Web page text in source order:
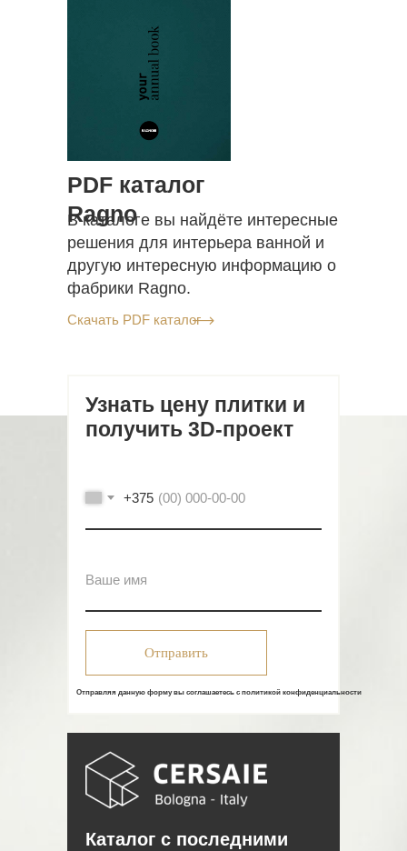
Скачать PDF каталог
В каталоге вы найдёте интересные
решения для интерьера ванной и
другую интересную информацию о
фабрики Ragno.
PDF каталог
Ragno
Каталог с последними
Отправляя данную форму вы соглашаетесь с политикой конфиденциальности
+375
Отправить
Узнать цену плитки и
получить 3D-проект